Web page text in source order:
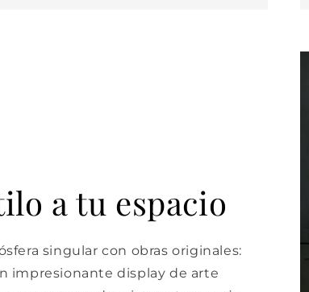
a tu espacio
singular con obras originales:
impresionante display de arte